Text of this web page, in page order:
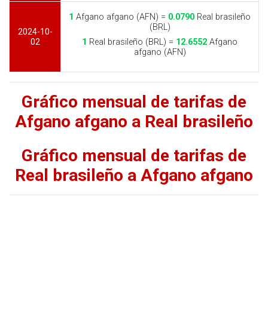
2024-10-
02
1 Afgano afgano (AFN) = 0.0790 Real brasileño
(BRL)
1 Real brasileño (BRL) = 12.6552 Afgano
afgano (AFN)
Gráfico mensual de tarifas de
Afgano afgano a Real brasileño
Gráfico mensual de tarifas de
Real brasileño a Afgano afgano